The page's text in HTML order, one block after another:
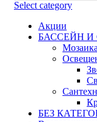
Select category
Акции
БАССЕЙН И
БЕЗ